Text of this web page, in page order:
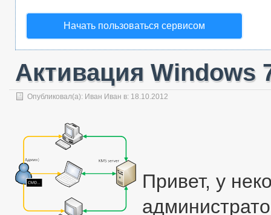
Начать пользоваться сервисом
Активация Windows
Опубликовал(а): Иван Иван в: 18.10.2012
Привет, у